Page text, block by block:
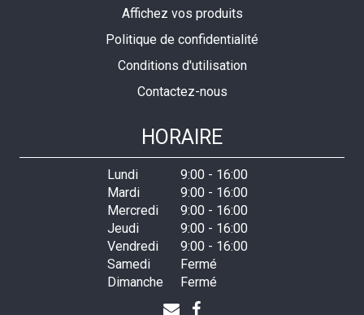
Affichez vos produits
Politique de confidentialité
Conditions d'utilisation
Contactez-nous
HORAIRE
Lundi 9:00- 16:00
Mardi
9:00- 16:00
Mercredi
9:00- 16:00
Jeudi
9:00- 16:00
Vendredi
9:00- 16:00
Samedi
Fermé
Dimanche
Fermé